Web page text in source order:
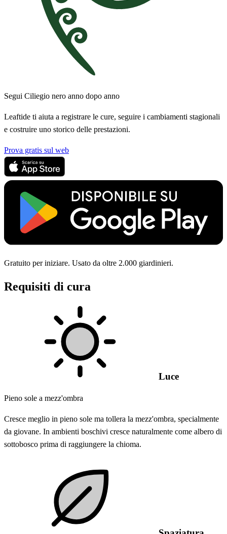
Segui Ciliegio nero anno dopo anno
Leaftide ti aiuta a registrare le cure, seguire i cambiamenti stagionali
e costruire uno storico delle prestazioni.
Prova gratis sul web
Gratuito per iniziare. Usato da oltre 2.000 giardinieri.
Requisiti di cura
Luce
Pieno sole a mezz'ombra
Cresce meglio in pieno sole ma tollera la mezz'ombra, specialmente
da giovane. In ambienti boschivi cresce naturalmente come albero di
sottobosco prima di raggiungere la chioma.